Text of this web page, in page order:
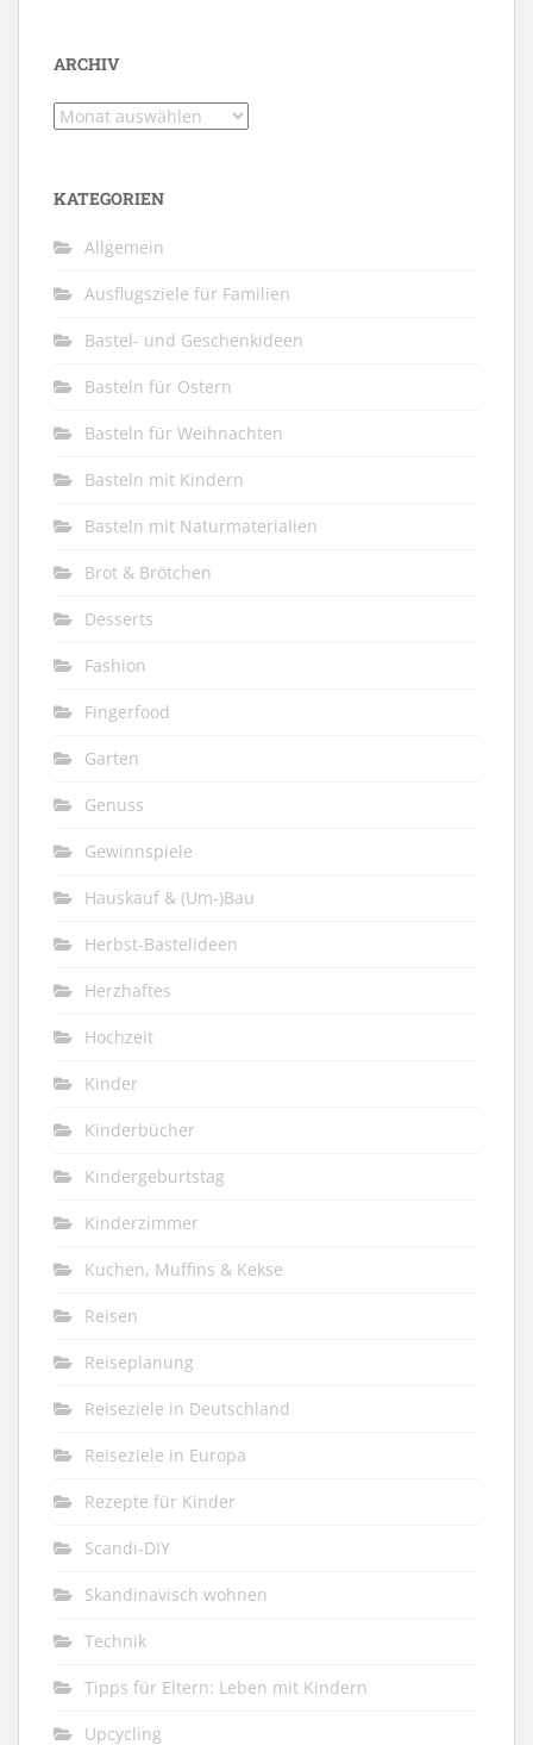
ARCHIV
Archiv
KATEGORIEN
Allgemein
Ausflugsziele für Familien
Bastel- und Geschenkideen
Basteln für Ostern
Basteln für Weihnachten
Basteln mit Kindern
Basteln mit Naturmaterialien
Brot & Brötchen
Desserts
Fashion
Fingerfood
Garten
Genuss
Gewinnspiele
Hauskauf & (Um-)Bau
Herbst-Bastelideen
Herzhaftes
Hochzeit
Kinder
Kinderbücher
Kindergeburtstag
Kinderzimmer
Kuchen, Muffins & Kekse
Reisen
Reiseplanung
Reiseziele in Deutschland
Reiseziele in Europa
Rezepte für Kinder
Scandi-DIY
Skandinavisch wohnen
Technik
Tipps für Eltern: Leben mit Kindern
Upcycling